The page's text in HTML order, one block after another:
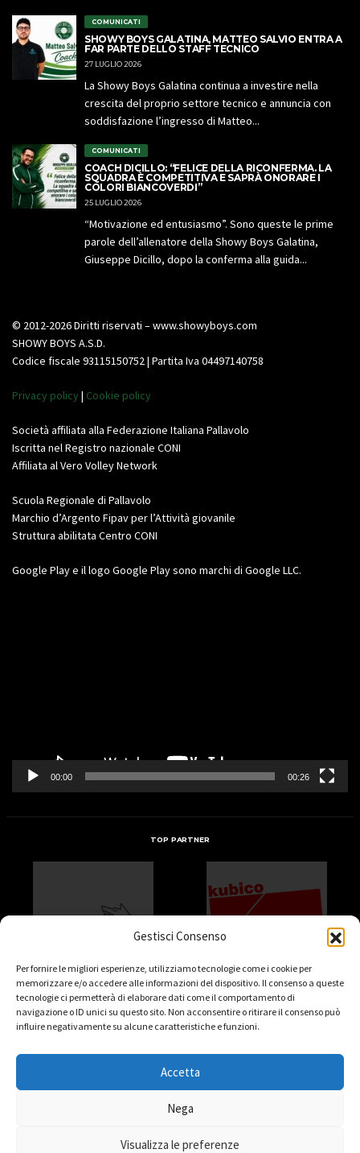
Gestisci Consenso
Per fornire le migliori esperienze, utilizziamo tecnologie come i cookie per
memorizzare e/o accedere alle informazioni del dispositivo. Il consenso a queste
tecnologie ci permetterà di elaborare dati come il comportamento di
navigazione o ID unici su questo sito. Non acconsentire o ritirare il consenso può
influire negativamente su alcune caratteristiche e funzioni.
Accetta
Nega
Visualizza le preferenze
COMUNICATI
SHOWY BOYS GALATINA, MATTEO SALVIO ENTRA A
FAR PARTE DELLO STAFF TECNICO
27 LUGLIO 2026
La Showy Boys Galatina continua a investire nella
crescita del proprio settore tecnico e annuncia con
soddisfazione l’ingresso di Matteo...
COMUNICATI
COACH DICILLO: “FELICE DELLA RICONFERMA. LA
SQUADRA È COMPETITIVA E SAPRÀ ONORARE I
COLORI BIANCOVERDI”
25 LUGLIO 2026
“Motivazione ed entusiasmo”. Sono queste le prime
parole dell’allenatore della Showy Boys Galatina,
Giuseppe Dicillo, dopo la conferma alla guida...
© 2012-2026 Diritti riservati – www.showyboys.com
SHOWY BOYS A.S.D.
Codice fiscale 93115150752 | Partita Iva 04497140758
Privacy policy | Cookie policy
Società affiliata alla Federazione Italiana Pallavolo
Iscritta nel Registro nazionale CONI
Affiliata al Vero Volley Network
Scuola Regionale di Pallavolo
Marchio d’Argento Fipav per l’Attività giovanile
Struttura abilitata Centro CONI
Google Play e il logo Google Play sono marchi di Google LLC.
00:00 00:26
TOP PARTNER